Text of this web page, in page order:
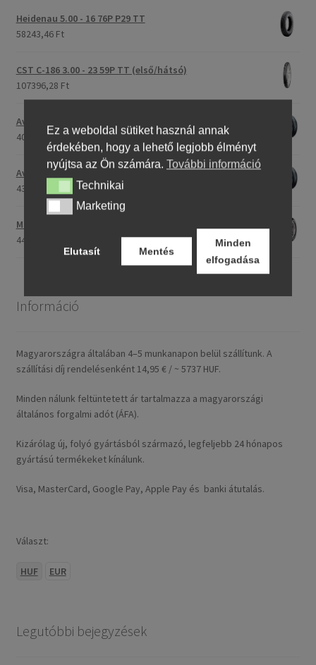
Heidenau 5.00 - 16 76P P29 TT
58243,46 Ft
CST C-186 3.00 - 23 59P TT (első/hátsó)
107396,28 Ft
Avon Roadrider MKII 90/90 - 18 51V TL (első/hátsó)
40791,20 Ft
Avon Roadrider MKII 110/80 - 18 (58V) TL (első/hátsó)
43809,26 Ft
Maxxis M-6011 170/80 - 15 77H TL (hátsó gumi)
44753,31 Ft
Információ
Magyarországra általában 4–5 munkanapon belül szállítunk. A
szállítási díj rendelésenként 14,95 € / ~ 5737 HUF.
Minden nálunk feltüntetett ár tartalmazza a magyarországi
általános forgalmi adót (ÁFA).
Kizárólag új, folyó gyártásból származó, legfeljebb 24 hónapos
gyártású termékeket kínálunk.
Visa, MasterCard, Google Pay, Apple Pay és banki átutalás.
Választ:
HUF EUR
Legutóbbi bejegyzések
Ez a weboldal sütiket használ annak
érdekében, hogy a lehető legjobb élményt
nyújtsa az Ön számára. További információ
TechnikaiTechnikai
MarketingMarketing
Elutasít Mentés
Minden
elfogadása